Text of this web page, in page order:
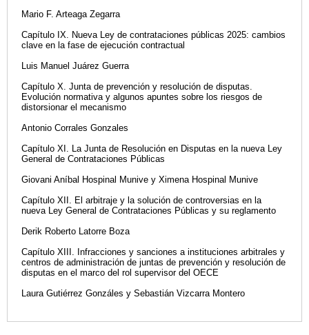
Mario F. Arteaga Zegarra
Capítulo IX. Nueva Ley de contrataciones públicas 2025: cambios
clave en la fase de ejecución contractual
Luis Manuel Juárez Guerra
Capítulo X. Junta de prevención y resolución de disputas.
Evolución normativa y algunos apuntes sobre los riesgos de
distorsionar el mecanismo
Antonio Corrales Gonzales
Capítulo XI. La Junta de Resolución en Disputas en la nueva Ley
General de Contrataciones Públicas
Giovani Aníbal Hospinal Munive y Ximena Hospinal Munive
Capítulo XII. El arbitraje y la solución de controversias en la
nueva Ley General de Contrataciones Públicas y su reglamento
Derik Roberto Latorre Boza
Capítulo XIII. Infracciones y sanciones a instituciones arbitrales y
centros de administración de juntas de prevención y resolución de
disputas en el marco del rol supervisor del OECE
Laura Gutiérrez Gonzáles y Sebastián Vizcarra Montero